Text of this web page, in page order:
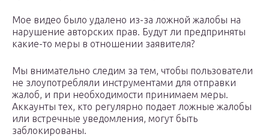
Мое видео было удалено из-за ложной жалобы на
нарушение авторских прав. Будут ли предприняты
какие-то меры в отношении заявителя?
Мы внимательно следим за тем, чтобы пользователи
не злоупотребляли инструментами для отправки
жалоб, и при необходимости принимаем меры.
Аккаунты тех, кто регулярно подает ложные жалобы
или встречные уведомления, могут быть
заблокированы.